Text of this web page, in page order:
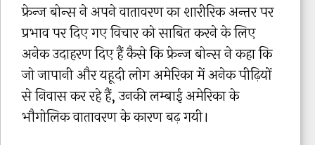
फ्रेन्ज बोन्स ने अपने वातावरण का शारीरिक अन्तर पर
प्रभाव पर दिए गए विचार को साबित करने के लिए
अनेक उदाहरण दिए हैं कैसे कि फ्रेन्ज बोन्स ने कहा कि
जो जापानी और यहूदी लोग अमेरिका में अनेक पीढ़ियों
से निवास कर रहे हैं, उनकी लम्बाई अमेरिका के
भौगोलिक वातावरण के कारण बढ़ गयी।